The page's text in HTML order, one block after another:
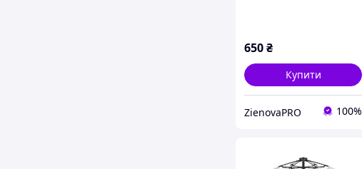
650₴
Купити
ZienovaPRO 100%